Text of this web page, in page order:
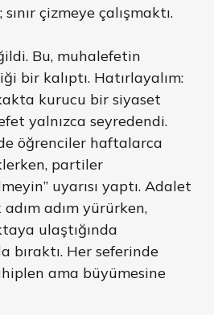
çizmeye çalışmaktı.
Bu, muhalefetin
bir kalıptı. Hatırlayalım:
kurucu bir siyaset
yalnızca seyredendi.
öğrenciler haftalarca
partiler
uyarısı yaptı. Adalet
adım yürürken,
ulaştığında
bıraktı. Her seferinde
ama büyümesine